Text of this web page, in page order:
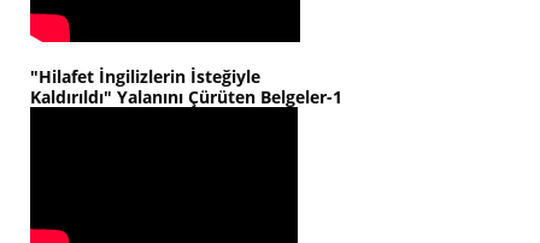
"Hilafet İngilizlerin İsteğiyle
Kaldırıldı" Yalanını Çürüten Belgeler-1